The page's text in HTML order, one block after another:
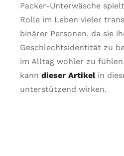
Packer-Unterwäsche
Rolle im Leben vieler
binärer Personen, da sie
Geschlechtsidentität zu
im Alltag wohler zu
kann dieser Artikel in
unterstützend wirken.